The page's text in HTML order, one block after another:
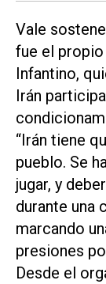
Vale
fue el propio
Infantino,
Irán
“Irán tiene
pueblo. Se
jugar, y
durante una
marcando
presiones
Desde el